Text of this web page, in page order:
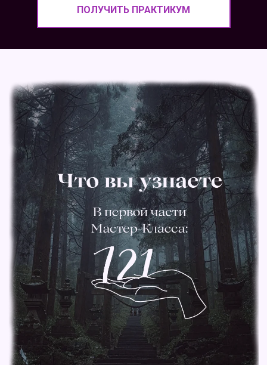
ПОЛУЧИТЬ ПРАКТИКУМ